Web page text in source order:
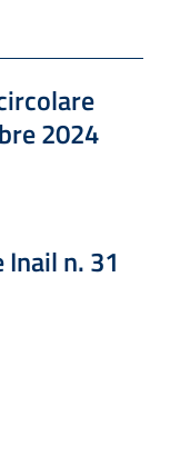
2024
177.76 kB
n. 31
58.99 kB